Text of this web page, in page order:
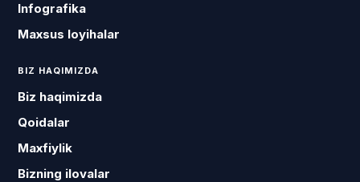
Infografika
Maxsus loyihalar
BIZ HAQIMIZDA
Biz haqimizda
Qoidalar
Maxfiylik
Bizning ilovalar